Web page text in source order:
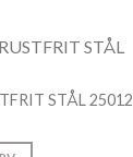
STÅL 25012